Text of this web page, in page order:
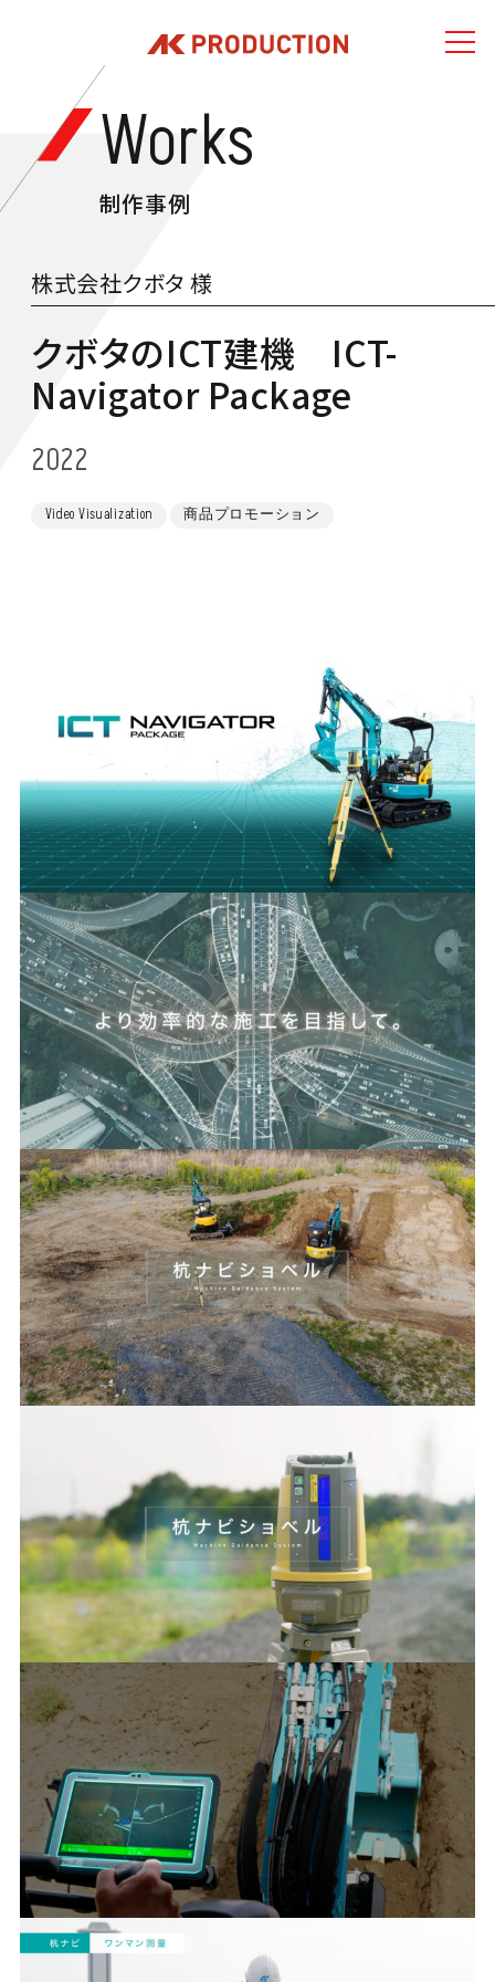
Works
制作事例
株式会社クボタ 様
クボタのICT建機 ICT-
Navigator Package
2022
Video Visualization 商品プロモーション